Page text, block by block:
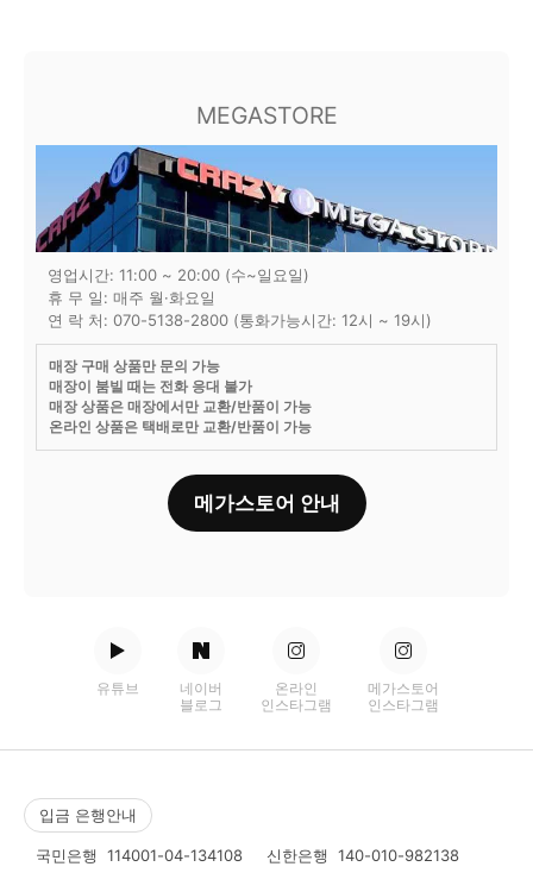
MEGASTORE
영업시간: 11:00 ~ 20:00 (수~일요일)
휴 무 일: 매주 월·화요일
연 락 처: 070-5138-2800 (통화가능시간: 12시 ~ 19시)
매장 구매 상품만 문의 가능
매장이 붐빌 때는 전화 응대 불가
매장 상품은 매장에서만 교환/반품이 가능
온라인 상품은 택배로만 교환/반품이 가능
메가스토어 안내
유튜브
네이버
블로그
온라인
인스타그램
메가스토어
인스타그램
입금 은행안내
국민은행 114001-04-134108 신한은행 140-010-982138